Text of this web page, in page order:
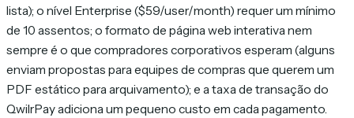
lista); o nível Enterprise ($59/user/month) requer um mínimo
de 10 assentos; o formato de página web interativa nem
sempre é o que compradores corporativos esperam (alguns
enviam propostas para equipes de compras que querem um
PDF estático para arquivamento); e a taxa de transação do
QwilrPay adiciona um pequeno custo em cada pagamento.